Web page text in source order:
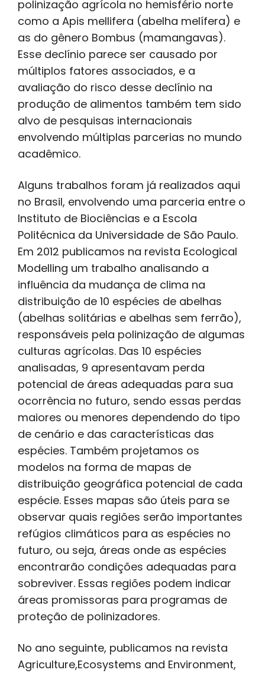
polinização agrícola no hemisfério norte
como a Apis mellifera (abelha melífera) e
as do gênero Bombus (mamangavas).
Esse declínio parece ser causado por
múltiplos fatores associados, e a
avaliação do risco desse declínio na
produção de alimentos também tem sido
alvo de pesquisas internacionais
envolvendo múltiplas parcerias no mundo
acadêmico.
Alguns trabalhos foram já realizados aqui
no Brasil, envolvendo uma parceria entre o
Instituto de Biociências e a Escola
Politécnica da Universidade de São Paulo.
Em 2012 publicamos na revista Ecological
Modelling um trabalho analisando a
influência da mudança de clima na
distribuição de 10 espécies de abelhas
(abelhas solitárias e abelhas sem ferrão),
responsáveis pela polinização de algumas
culturas agrícolas. Das 10 espécies
analisadas, 9 apresentavam perda
potencial de áreas adequadas para sua
ocorrência no futuro, sendo essas perdas
maiores ou menores dependendo do tipo
de cenário e das características das
espécies. Também projetamos os
modelos na forma de mapas de
distribuição geográfica potencial de cada
espécie. Esses mapas são úteis para se
observar quais regiões serão importantes
refúgios climáticos para as espécies no
futuro, ou seja, áreas onde as espécies
encontrarão condições adequadas para
sobreviver. Essas regiões podem indicar
áreas promissoras para programas de
proteção de polinizadores.
No ano seguinte, publicamos na revista
Agriculture,Ecosystems and Environment,